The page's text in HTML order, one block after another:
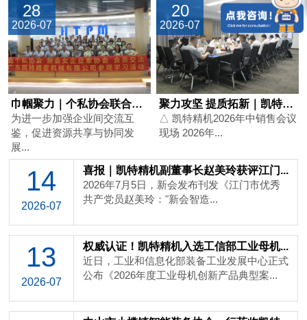
28
2026-07
巾帼聚力｜个私协会联合新会女企业家协...
为进一步加强企业间交流互
鉴，促进资源共享与协同发
展...
20
2026-07
聚力攻坚 提质拓新｜凯特精机2026...
△ 凯特精机2026年中销售会议
现场 2026年...
14
2026-07
喜报｜凯特精机副董事长赵美玲获评江门...
2026年7月5日，新会发布刊发《江门市优秀
共产党员赵美玲："新会智造...
13
2026-07
权威认证！凯特精机入选工信部工业母机...
近日，工业和信息化部装备工业发展中心正式
公布《2026年度工业母机创新产品典型案...